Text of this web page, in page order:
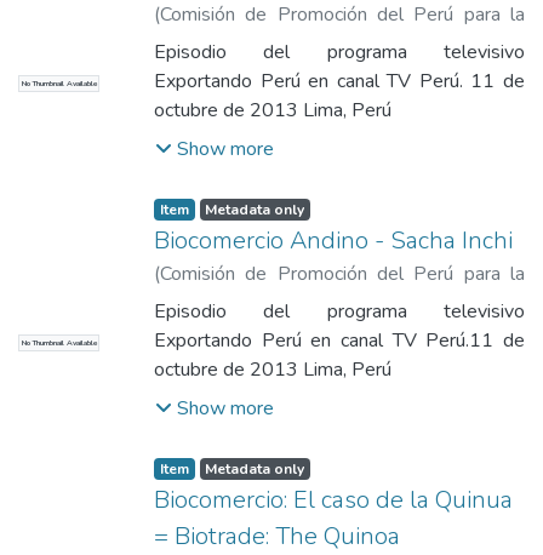
No Thumbnail Available
(Comisión de Promoción del Perú para la
Exportación y el Turismo,2013-10-11)
Comisión de Promoción del Perú para la
Exportación y el Turismo
Episodio del programa televisivo
Exportando Perú en canal TV Perú. 11 de
octubre de 2013 Lima, Perú
Show more
No Thumbnail Available
Item Metadata only
Biocomercio Andino - Sacha Inchi
(Comisión de Promoción del Perú para la
Exportación y el Turismo,2013-10-11)
Comisión de Promoción del Perú para la
Exportación y el Turismo
Episodio del programa televisivo
Exportando Perú en canal TV Perú.11 de
octubre de 2013 Lima, Perú
Show more
Item Metadata only
Biocomercio: El caso de la Quinua
= Biotrade: The Quinoa